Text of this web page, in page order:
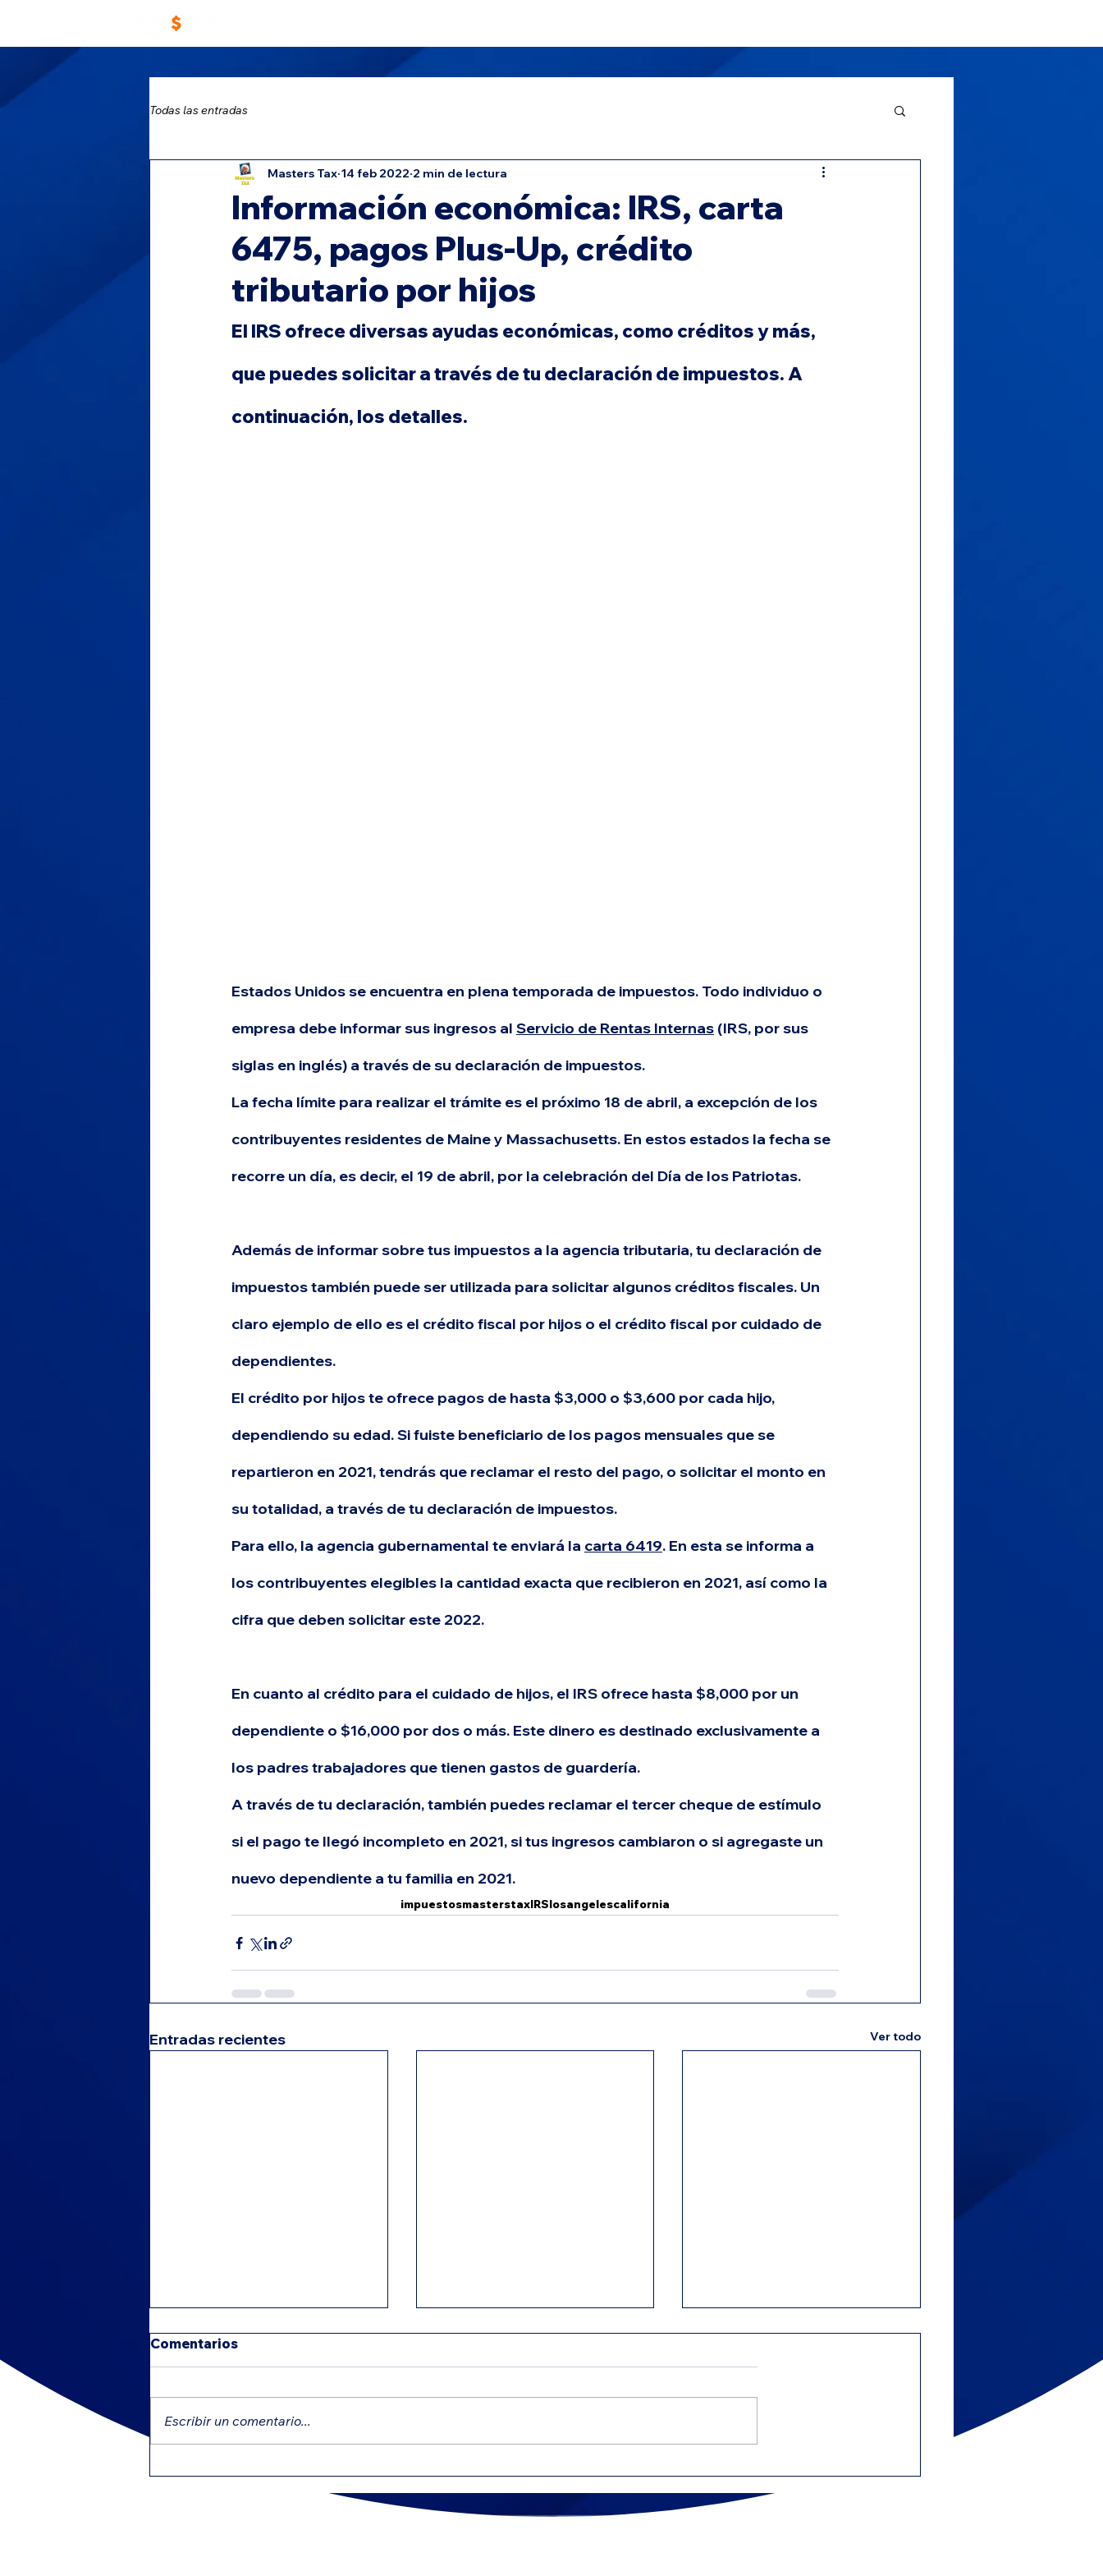
Todas las entradas
Información económica: IRS, carta
6475, pagos Plus-Up, crédito
tributario por hijos
Masters Tax 14 feb 2022 2 min de lectura
El IRS ofrece diversas ayudas económicas, como créditos y más,
que puedes solicitar a través de tu declaración de impuestos. A
continuación, los detalles.
Estados Unidos se encuentra en plena temporada de impuestos. Todo individuo o
empresa debe informar sus ingresos al Servicio de Rentas Internas (IRS, por sus
siglas en inglés) a través de su declaración de impuestos.
La fecha límite para realizar el trámite es el próximo 18 de abril, a excepción de los
contribuyentes residentes de Maine y Massachusetts. En estos estados la fecha se
recorre un día, es decir, el 19 de abril, por la celebración del Día de los Patriotas.
Además de informar sobre tus impuestos a la agencia tributaria, tu declaración de
impuestos también puede ser utilizada para solicitar algunos créditos fiscales. Un
claro ejemplo de ello es el crédito fiscal por hijos o el crédito fiscal por cuidado de
dependientes.
El crédito por hijos te ofrece pagos de hasta $3,000 o $3,600 por cada hijo,
dependiendo su edad. Si fuiste beneficiario de los pagos mensuales que se
repartieron en 2021, tendrás que reclamar el resto del pago, o solicitar el monto en
su totalidad, a través de tu declaración de impuestos.
Para ello, la agencia gubernamental te enviará la carta 6419. En esta se informa a
los contribuyentes elegibles la cantidad exacta que recibieron en 2021, así como la
cifra que deben solicitar este 2022.
En cuanto al crédito para el cuidado de hijos, el IRS ofrece hasta $8,000 por un
dependiente o $16,000 por dos o más. Este dinero es destinado exclusivamente a
los padres trabajadores que tienen gastos de guardería.
A través de tu declaración, también puedes reclamar el tercer cheque de estímulo
si el pago te llegó incompleto en 2021, si tus ingresos cambiaron o si agregaste un
nuevo dependiente a tu familia en 2021.
impuestosmasterstaxIRSlosangelescalifornia
Entradas recientes Ver todo
NEC y 1099-MISC
independientes y gig
economy: gastos que
Comentarios
Escribir un comentario...